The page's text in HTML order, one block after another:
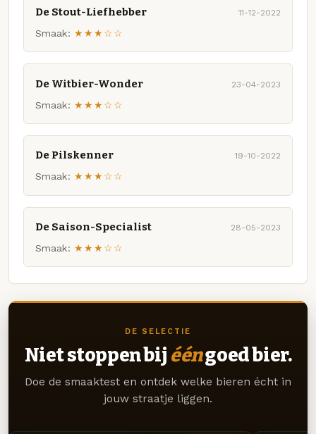
De Stout-Liefhebber 11-12-2022
Smaak: ★★★☆☆
De Witbier-Wonder 23-04-2023
Smaak: ★★★☆☆
De Pilskenner 19-10-2022
Smaak: ★★★☆☆
De Saison-Specialist 28-05-2023
Smaak: ★★★☆☆
DE SELECTIE
Niet stoppen bij ééngoed bier.
Doe de smaaktest en ontdek welke bieren écht in
jouw straatje liggen.